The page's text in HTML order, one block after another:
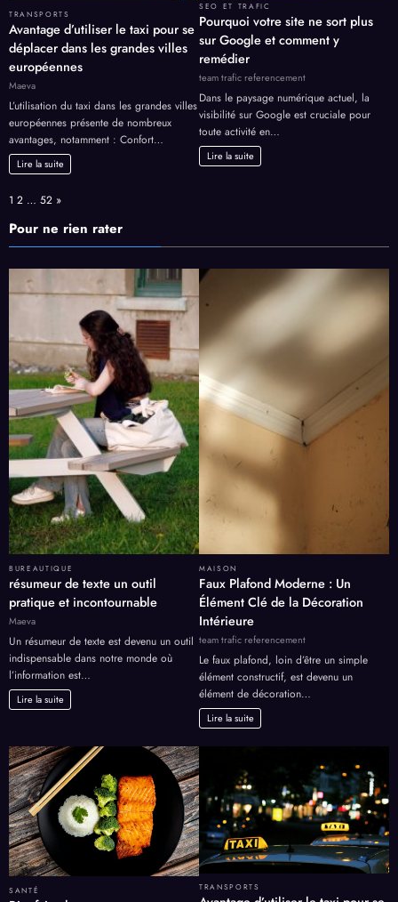
TRANSPORTS
Avantage d’utiliser le taxi pour se
déplacer dans les grandes villes
européennes
Maeva
L’utilisation du taxi dans les grandes villes
européennes présente de nombreux
avantages, notamment : Confort…
Lire la suite
SEO ET TRAFIC
Pourquoi votre site ne sort plus
sur Google et comment y
remédier
team trafic referencement
Dans le paysage numérique actuel, la
visibilité sur Google est cruciale pour
toute activité en…
Lire la suite
Page:
1 2 … 52 Next
»
Pour ne rien rater
BUREAUTIQUE
résumeur de texte un outil
pratique et incontournable
Maeva
Un résumeur de texte est devenu un outil
indispensable dans notre monde où
l’information est…
Lire la suite
MAISON
Faux Plafond Moderne : Un
Élément Clé de la Décoration
Intérieure
team trafic referencement
Le faux plafond, loin d’être un simple
élément constructif, est devenu un
élément de décoration…
Lire la suite
SANTÉ TRANSPORTS